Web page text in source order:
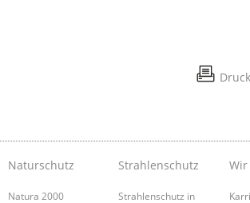
Naturschutz
Natura 2000
Strahlenschutz
Strahlenschutz in